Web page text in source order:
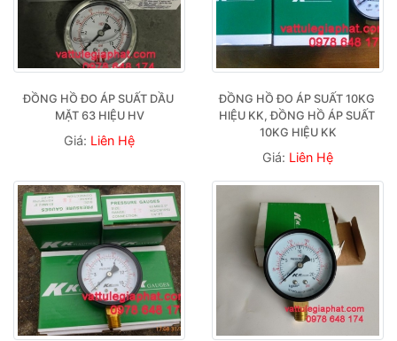
ĐỒNG HỒ ĐO ÁP SUẤT DẦU
MẶT 63 HIỆU HV
Giá: Liên Hệ
ĐỒNG HỒ ĐO ÁP SUẤT 10KG
HIỆU KK, ĐỒNG HỒ ÁP SUẤT
10KG HIỆU KK
Giá: Liên Hệ